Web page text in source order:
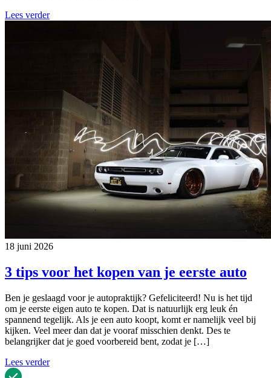
Lees verder
18 juni 2026
3 tips voor het kopen van je eerste auto
Ben je geslaagd voor je autopraktijk? Gefeliciteerd! Nu is het tijd
om je eerste eigen auto te kopen. Dat is natuurlijk erg leuk én
spannend tegelijk. Als je een auto koopt, komt er namelijk veel bij
kijken. Veel meer dan dat je vooraf misschien denkt. Des te
belangrijker dat je goed voorbereid bent, zodat je […]
Lees verder